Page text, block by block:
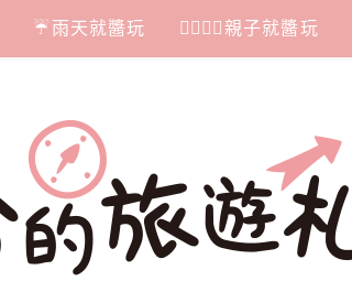
☔雨天就醬玩 👩‍❤‍💋‍👨親子就醬玩